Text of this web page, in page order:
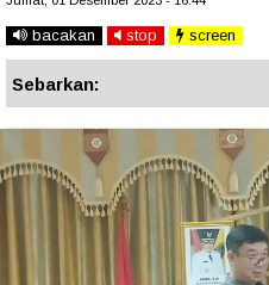
bacakan stop screen
Sebarkan: